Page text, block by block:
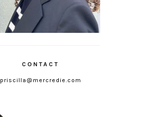
CONTACT
priscilla@mercredie.com